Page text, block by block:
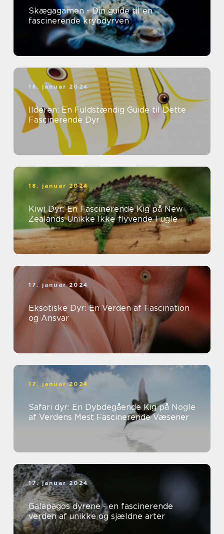
Skægagamen - Din guide til en
fascinerende krybdyrven
18. januar 2024
Ilderen: En Fuldstændig Guide til Dette
Fascinerende Dyr
18. januar 2024
Kiwi Dyr: En Fascinerende Kig på New
Zealands Unikke Ikke-flyvende Fugle
17. januar 2024
Eksotiske Dyr: En Verden af Fascination
og Ansvar
17. januar 2024
Safari dyr: En Dybdegående Kig på Nogle
af Verdens Mest Fascinerende Væsener
17. januar 2024
Galapagos dyrene - en fascinerende
verden af unikke og sjældne arter